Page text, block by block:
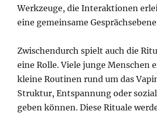
Werkzeuge, die Interaktionen
eine gemeinsame
Zwischendurch spielt auch die
eine Rolle. Viele junge Menschen
kleine Routinen rund um das
Struktur, Entspannung oder
geben können. Diese Rituale